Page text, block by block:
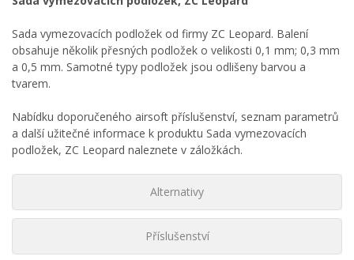
Sada vymezovacích podložek od firmy ZC Leopard. Balení
obsahuje několik přesných podložek o velikosti 0,1 mm; 0,3 mm
a 0,5 mm. Samotné typy podložek jsou odlišeny barvou a
tvarem.
Nabídku doporučeného airsoft příslušenství, seznam parametrů
a další užitečné informace k produktu Sada vymezovacích
podložek, ZC Leopard naleznete v záložkách.
Alternativy
Příslušenství